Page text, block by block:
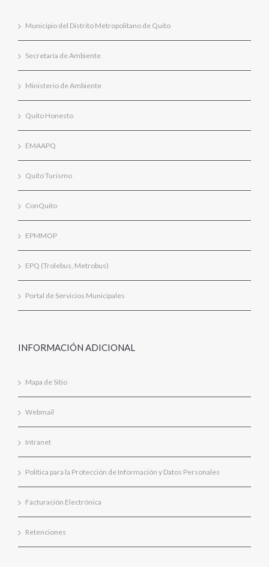
Municipio del Distrito Metropolitano de Quito
Secretaría de Ambiente
Ministerio de Ambiente
Quito Honesto
EMAAPQ
Quito Turismo
ConQuito
EPMMOP
EPQ (Trolebus, Metrobus)
Portal de Servicios Municipales
INFORMACIÓN ADICIONAL
Mapa de Sitio
Webmail
Intranet
Política para la Protección de Información y Datos Personales
Facturación Electrónica
Retenciones